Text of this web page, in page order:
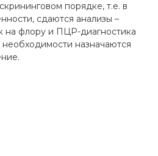
порядке, т.е. в
сдаются анализы –
на флору и ПЦР-диагностика
назначаются